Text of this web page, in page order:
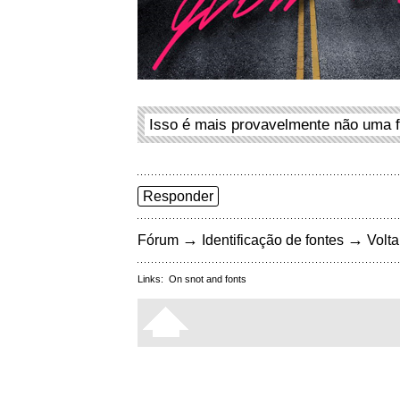
Isso é mais provavelmente não uma
Responder
Fórum → Identificação de fontes →
Links: On snot and fonts